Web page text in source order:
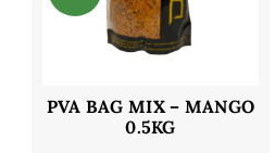
PVA BAG MIX – MANGO
0.5KG